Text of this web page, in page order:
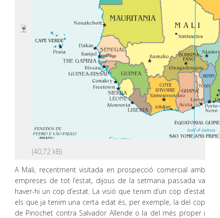
A Mali, recentment visitada en prospecció comercial amb
empreses de tot l’estat, dijous de la setmana passada va
haver-hi un cop d’estat. La visió que tenim d’un cop d’estat
els que ja tenim una certa edat és, per exemple, la del cop
de Pinochet contra Salvador Allende o la del més proper i